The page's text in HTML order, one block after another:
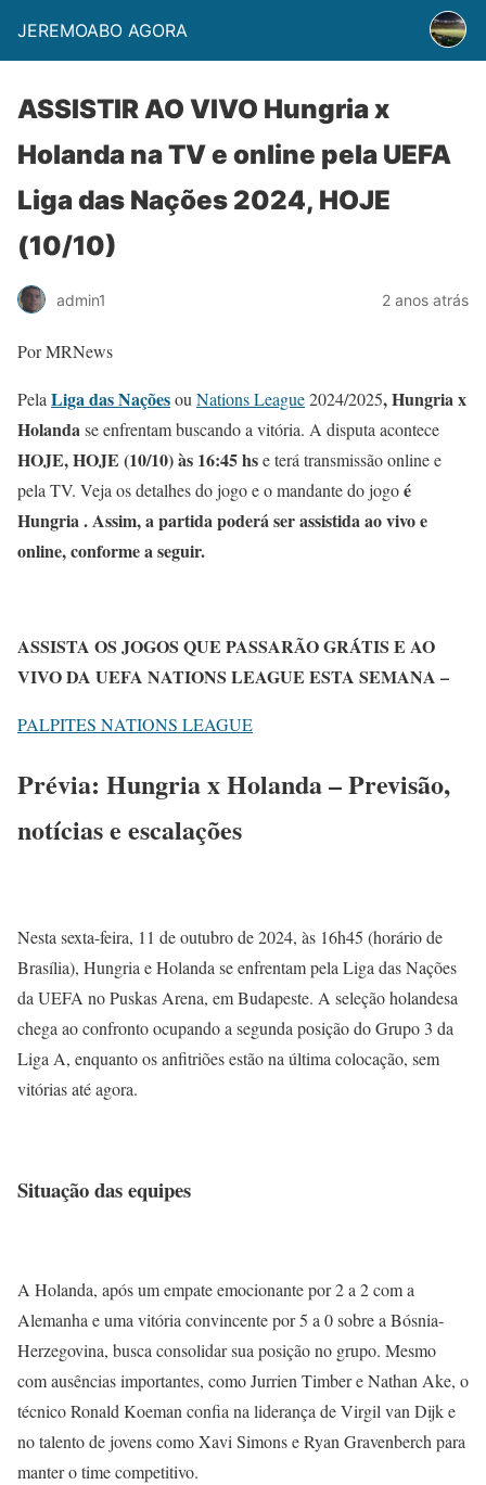
JEREMOABO AGORA
ASSISTIR AO VIVO Hungria x
Holanda na TV e online pela UEFA
Liga das Nações 2024, HOJE
(10/10)
admin1 2 anos atrás
Por MRNews
Pela Liga das Naçõesou Nations League2024/2025, Hungria x
Holandase enfrentam buscando a vitória. A disputa acontece
HOJE, HOJE (10/10) às 16:45 hse terá transmissão online e
pela TV. Veja os detalhes do jogo e o mandante do jogoé
Hungria . Assim, a partida poderá ser assistida ao vivo e
online, conforme a seguir.
ASSISTA OS JOGOS QUE PASSARÃO GRÁTIS E AO
VIVO DA UEFA NATIONS LEAGUE ESTA SEMANA –
PALPITES NATIONS LEAGUE
Prévia: Hungria x Holanda – Previsão,
notícias e escalações
Nesta sexta-feira, 11 de outubro de 2024, às 16h45 (horário de
Brasília), Hungria e Holanda se enfrentam pela Liga das Nações
da UEFA no Puskas Arena, em Budapeste. A seleção holandesa
chega ao confronto ocupando a segunda posição do Grupo 3 da
Liga A, enquanto os anfitriões estão na última colocação, sem
vitórias até agora.
Situação das equipes
A Holanda, após um empate emocionante por 2 a 2 com a
Alemanha e uma vitória convincente por 5 a 0 sobre a Bósnia-
Herzegovina, busca consolidar sua posição no grupo. Mesmo
com ausências importantes, como Jurrien Timber e Nathan Ake, o
técnico Ronald Koeman confia na liderança de Virgil van Dijk e
no talento de jovens como Xavi Simons e Ryan Gravenberch para
manter o time competitivo.